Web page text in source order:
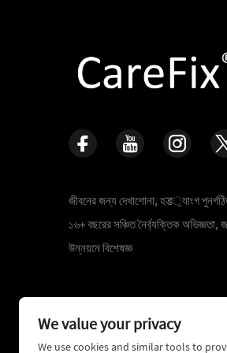
জীবনের জন্য দেখাশোনা, হड়্যাংগ
১৬+ বছরের সঞ্চিত নৈর্ব্যক্তিক অভিজ্ঞতা,
উন্নয়নে বিশেষজ্ঞ
We value your privacy
We use cookies and similar tools to